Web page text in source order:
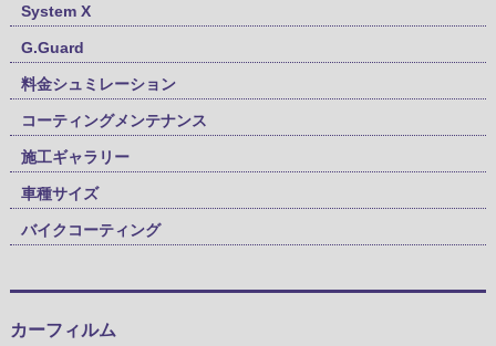
System X
G.Guard
料金シュミレーション
コーティングメンテナンス
施工ギャラリー
車種サイズ
バイクコーティング
カーフィルム